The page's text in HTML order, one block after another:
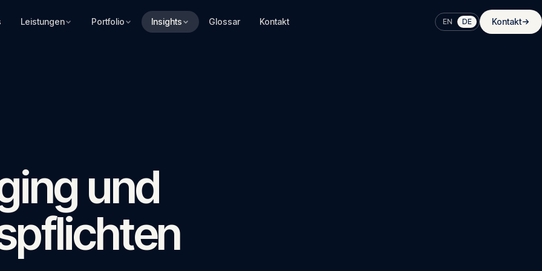
Leistungen Portfolio Insights Glossar Kontakt EN DE Kontakt
und